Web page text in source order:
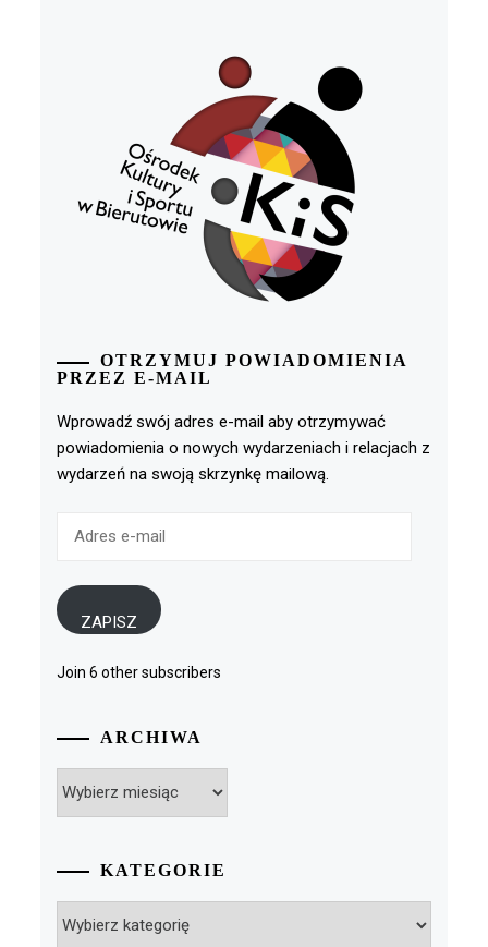
OTRZYMUJ POWIADOMIENIA
PRZEZ E-MAIL
Wprowadź swój adres e-mail aby otrzymywać
powiadomienia o nowych wydarzeniach i relacjach z
wydarzeń na swoją skrzynkę mailową.
ZAPISZ
Join 6 other subscribers
ARCHIWA
KATEGORIE